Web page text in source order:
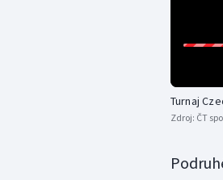
Turnaj
Zdroj: ČT